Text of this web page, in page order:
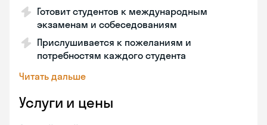
Готовит студентов к международным
экзаменам и собеседованиям
Прислушивается к пожеланиям и
потребностям каждого студента
Читать дальше
Услуги и цены